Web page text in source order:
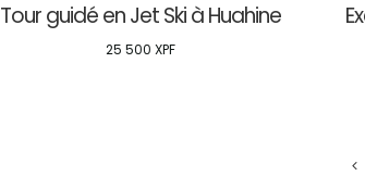
Tour guidé en Jet Ski à Huahine
25 500XPF